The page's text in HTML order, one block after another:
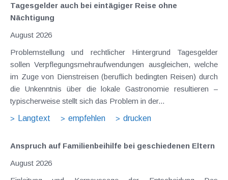
Tagesgelder auch bei eintägiger Reise ohne
Nächtigung
August 2026
Problemstellung und rechtlicher Hintergrund Tagesgelder
sollen Verpflegungsmehraufwendungen ausgleichen, welche
im Zuge von Dienstreisen (beruflich bedingten Reisen) durch
die Unkenntnis über die lokale Gastronomie resultieren –
typischerweise stellt sich das Problem in der...
Langtext
empfehlen drucken
Anspruch auf Familienbeihilfe bei geschiedenen Eltern
August 2026